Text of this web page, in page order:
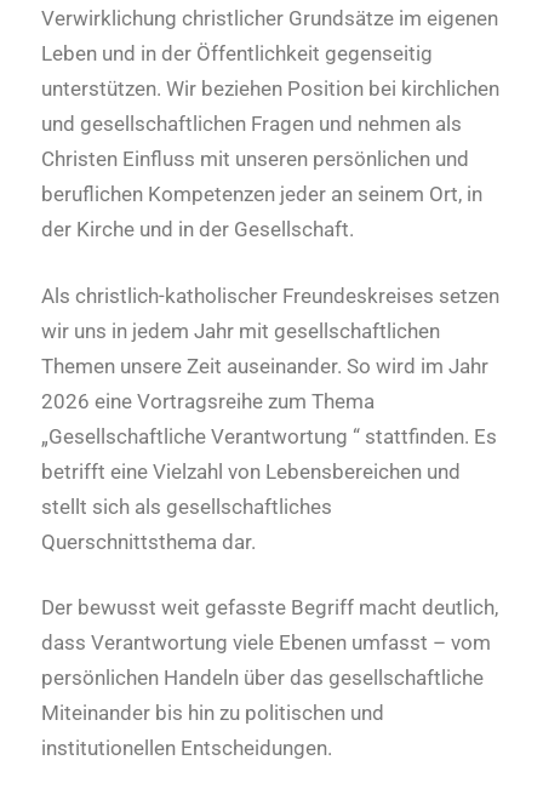
Verwirklichung christlicher Grundsätze im eigenen
Leben und in der Öffentlichkeit gegenseitig
unterstützen. Wir beziehen Position bei kirchlichen
und gesellschaftlichen Fragen und nehmen als
Christen Einfluss mit unseren persönlichen und
beruflichen Kompetenzen jeder an seinem Ort, in
der Kirche und in der Gesellschaft.
Als christlich-katholischer Freundeskreises setzen
wir uns in jedem Jahr mit gesellschaftlichen
Themen unsere Zeit auseinander. So wird im Jahr
2026 eine Vortragsreihe zum Thema
„Gesellschaftliche Verantwortung “ stattfinden. Es
betrifft eine Vielzahl von Lebensbereichen und
stellt sich als gesellschaftliches
Querschnittsthema dar.
Der bewusst weit gefasste Begriff macht deutlich,
dass Verantwortung viele Ebenen umfasst – vom
persönlichen Handeln über das gesellschaftliche
Miteinander bis hin zu politischen und
institutionellen Entscheidungen.